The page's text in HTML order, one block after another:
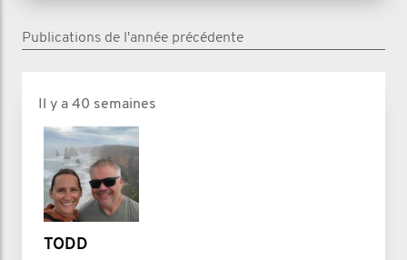
Publications de l'année précédente
Il y a 40 semaines
TODD